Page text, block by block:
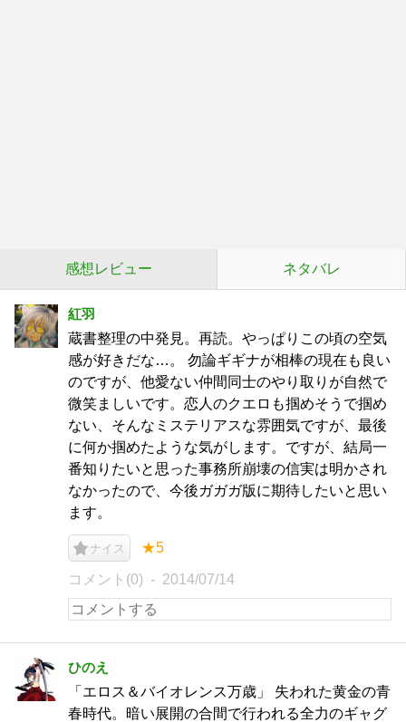
感想レビュー ネタバレ
紅羽
蔵書整理の中発見。再読。やっぱりこの頃の空気
感が好きだな…。 勿論ギギナが相棒の現在も良い
のですが、他愛ない仲間同士のやり取りが自然で
微笑ましいです。恋人のクエロも掴めそうで掴め
ない、そんなミステリアスな雰囲気ですが、最後
に何か掴めたような気がします。ですが、結局一
番知りたいと思った事務所崩壊の信実は明かされ
なかったので、今後ガガガ版に期待したいと思い
ます。
ナイス ★5
コメント(0) 2014/07/14
ひのえ
「エロス＆バイオレンス万歳」 失われた黄金の青
春時代。暗い展開の合間で行われる全力のギャグ